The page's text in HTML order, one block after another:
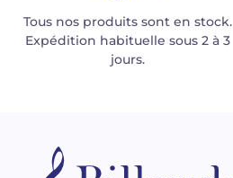
Tous nos produits sont en stock.
Expédition habituelle sous 2 à 3
jours.